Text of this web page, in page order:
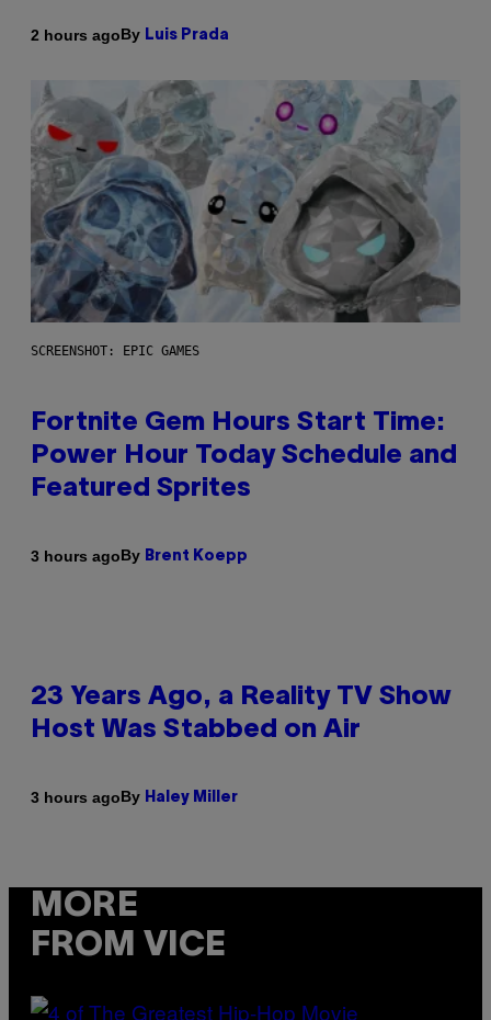
2 hours agoBy Luis Prada
SCREENSHOT: EPIC GAMES
Fortnite Gem Hours Start Time:
Power Hour Today Schedule and
Featured Sprites
3 hours agoBy Brent Koepp
23 Years Ago, a Reality TV Show
Host Was Stabbed on Air
3 hours agoBy Haley Miller
MORE
FROM VICE